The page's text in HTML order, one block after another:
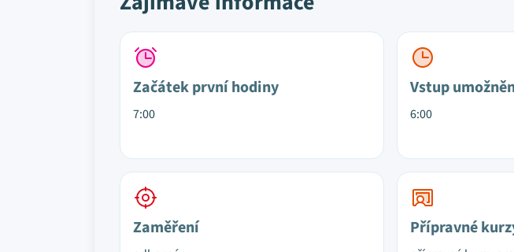
Začátek první hodiny
7:00
Vstup
6:00
Zaměření Přípravné